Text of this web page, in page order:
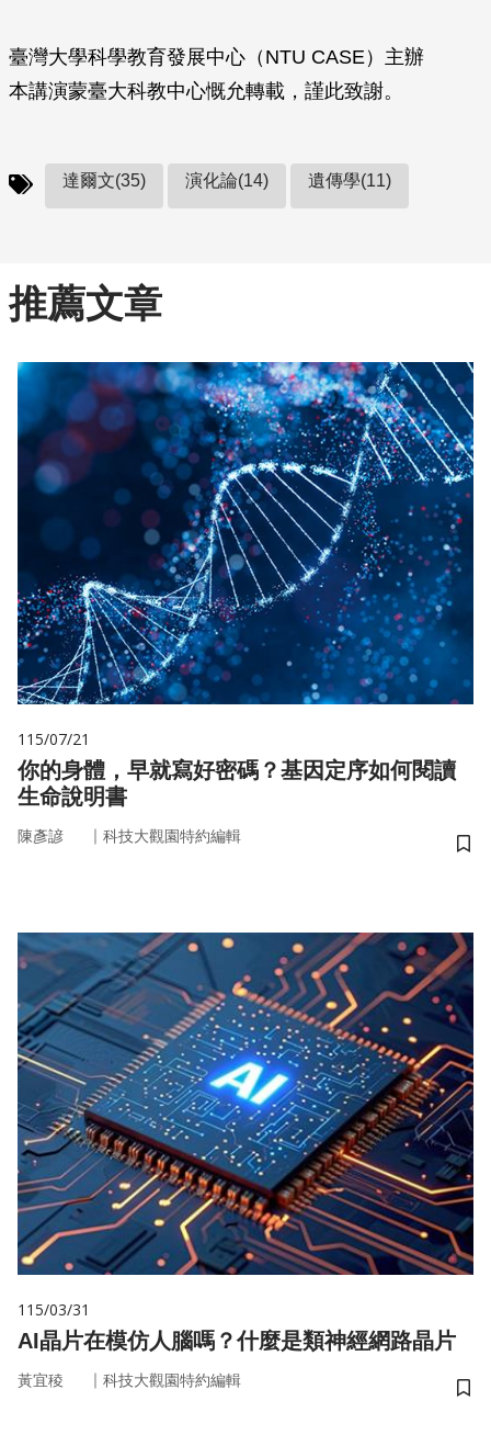
臺灣大學科學教育發展中心（NTU CASE）主辦
本講演蒙臺大科教中心慨允轉載，謹此致謝。
達爾文(35) 演化論(14) 遺傳學(11)
推薦文章
115/07/21
你的身體，早就寫好密碼？基因定序如何閱讀
生命說明書
陳彥諺 ｜ 科技大觀園特約編輯
儲
115/03/31
AI晶片在模仿人腦嗎？什麼是類神經網路晶片
黃宜稜 ｜ 科技大觀園特約編輯
儲